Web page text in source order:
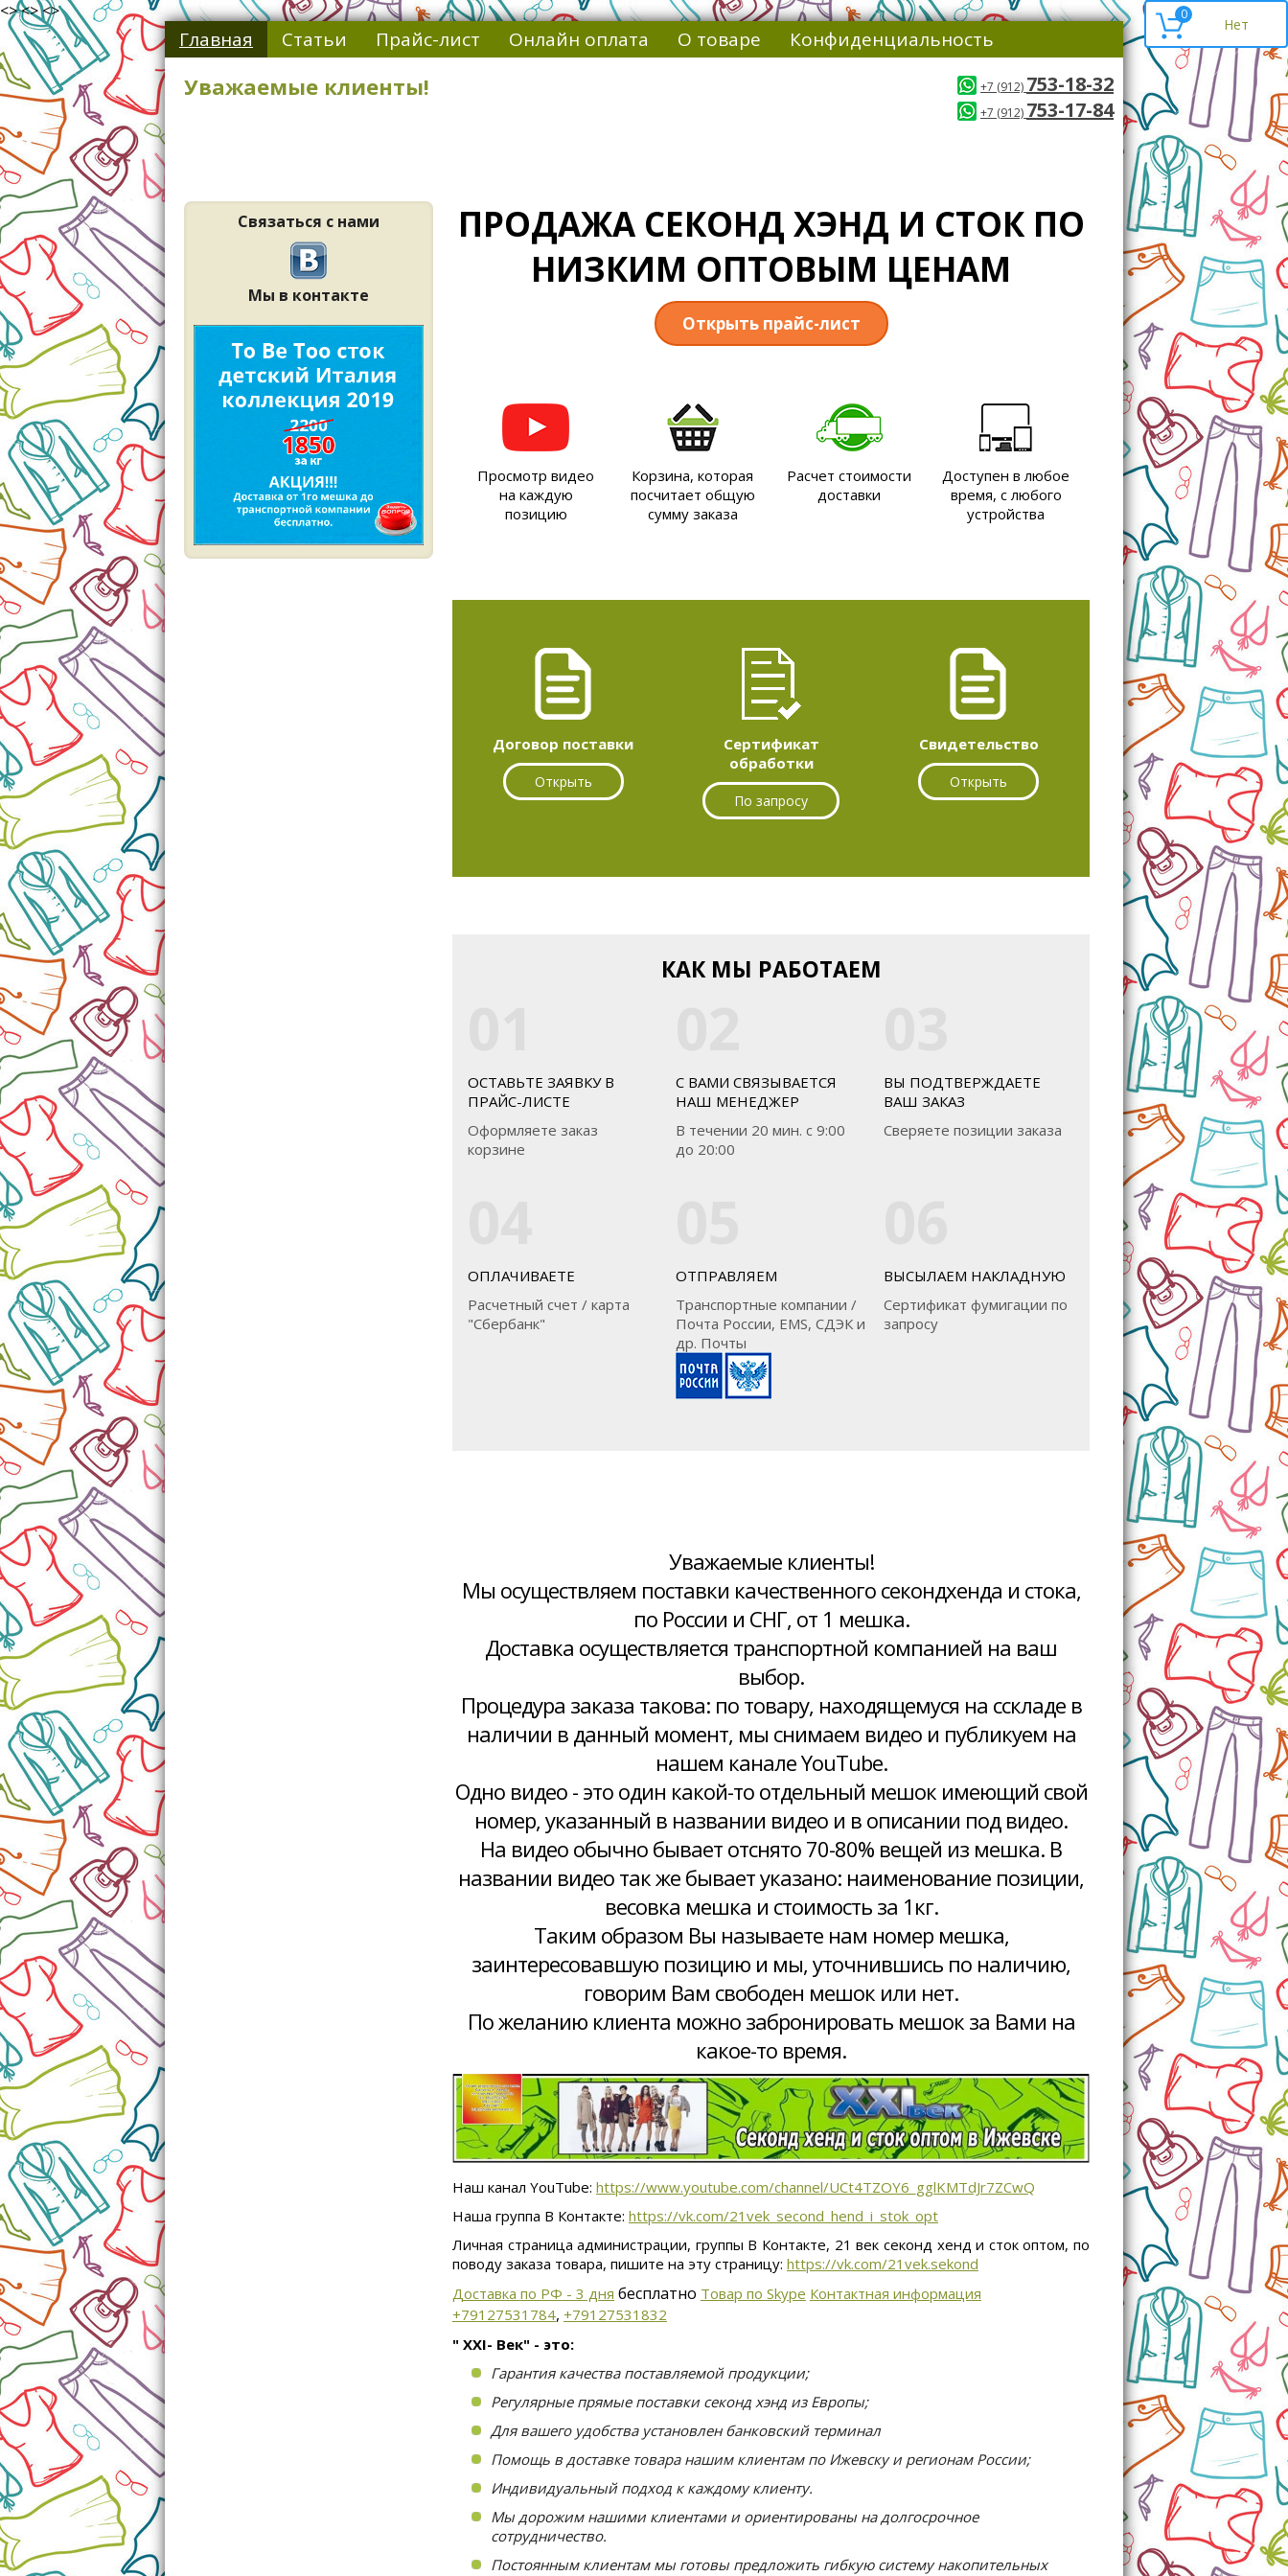
<> <> <> 0
Главная Статьи Прайс-лист Онлайн оплата О товаре Конфиденциальность
Уважаемые клиенты! +7 (912) 753-18-32
+7 (912) 753-17-84
Связаться с нами
Мы в контакте
ПРОДАЖА СЕКОНД ХЭНД И СТОК ПО
НИЗКИМ ОПТОВЫМ ЦЕНАМ
Открыть прайс-лист
Просмотр видео
на каждую
позицию
Корзина, которая
посчитает общую
сумму заказа
Расчет стоимости
доставки
Доступен в любое
время, с любого
устройства
Договор поставки
Открыть
Сертификат
обработки
По запросу
Свидетельство
Открыть
КАК МЫ РАБОТАЕМ
ОСТАВЬТЕ ЗАЯВКУ В
ПРАЙС-ЛИСТЕ
Оформляете заказ
корзине
С ВАМИ СВЯЗЫВАЕТСЯ
НАШ МЕНЕДЖЕР
В течении 20 мин. с 9:00
до 20:00
ВЫ ПОДТВЕРЖДАЕТЕ
ВАШ ЗАКАЗ
Сверяете позиции заказа
ОПЛАЧИВАЕТЕ
Расчетный счет / карта
"Сбербанк"
ОТПРАВЛЯЕМ
Транспортные компании /
Почта России, EMS, СДЭК и
др. Почты
ВЫСЫЛАЕМ НАКЛАДНУЮ
Сертификат фумигации по
запросу
Уважаемые клиенты!
Мы осуществляем поставки качественного секондхенда и стока,
по России и СНГ, от 1 мешка.
Доставка осуществляется транспортной компанией на ваш
выбор.
Процедура заказа такова: по товару, находящемуся на сскладе в
наличии в данный момент, мы снимаем видео и публикуем на
нашем канале YouTube.
Одно видео - это один какой-то отдельный мешок имеющий свой
номер, указанный в названии видео и в описании под видео.
На видео обычно бывает отснято 70-80% вещей из мешка. В
названии видео так же бывает указано: наименование позиции,
весовка мешка и стоимость за 1кг.
Таким образом Вы называете нам номер мешка,
заинтересовавшую позицию и мы, уточнившись по наличию,
говорим Вам свободен мешок или нет.
По желанию клиента можно забронировать мешок за Вами на
какое-то время.
Наш канал YouTube: https://www.youtube.com/channel/UCt4TZOY6_gglKMTdJr7ZCwQ
Наша группа В Контакте: https://vk.com/21vek_second_hend_i_stok_opt
Личная страница администрации, группы В Контакте, 21 век секонд хенд и сток оптом, по
поводу заказа товара, пишите на эту страницу: https://vk.com/21vek.sekond
Доставка по РФ - 3 дня бесплатно Товар по Skype Контактная информация
+79127531784, +79127531832
" XXI- Век" - это:
Гарантия качества поставляемой продукции;
Регулярные прямые поставки секонд хэнд из Европы;
Для вашего удобства установлен банковский терминал
Помощь в доставке товара нашим клиентам по Ижевску и регионам России;
Индивидуальный подход к каждому клиенту.
Мы дорожим нашими клиентами и ориентированы на долгосрочное
сотрудничество.
Постоянным клиентам мы готовы предложить гибкую систему накопительных